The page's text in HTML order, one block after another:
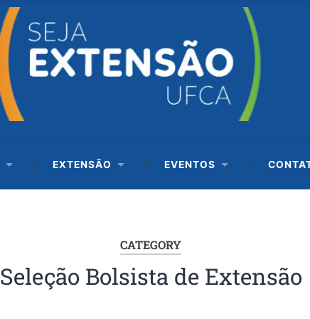
EXTENSÃO EVENTOS
CATEGORY
Seleção Bolsista de Extensão